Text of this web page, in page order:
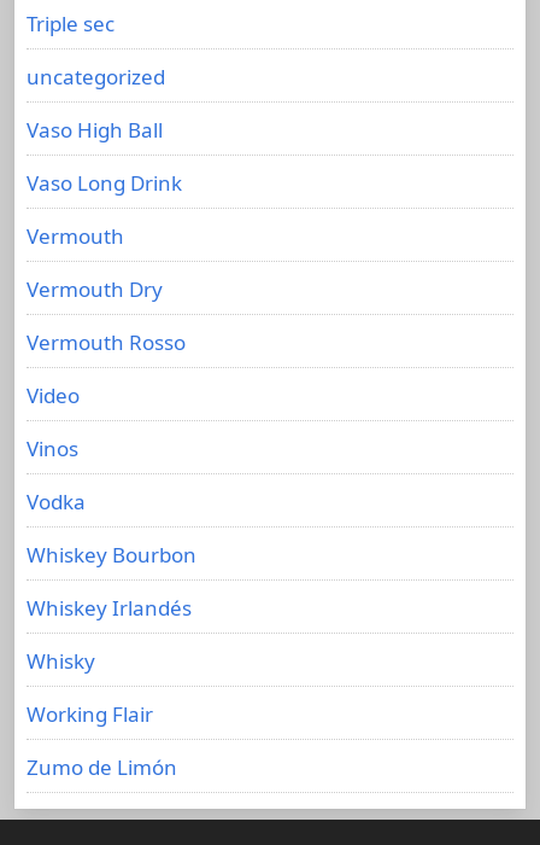
Triple sec
uncategorized
Vaso High Ball
Vaso Long Drink
Vermouth
Vermouth Dry
Vermouth Rosso
Video
Vinos
Vodka
Whiskey Bourbon
Whiskey Irlandés
Whisky
Working Flair
Zumo de Limón